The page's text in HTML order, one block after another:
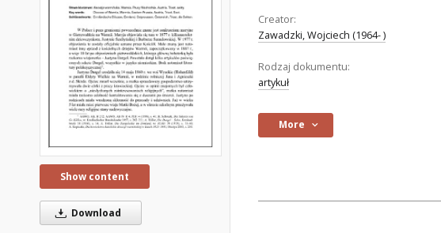
Show content
Download
Creator:
Zawadzki, Wojciech (1964- )
Rodzaj dokumentu:
artykuł
More